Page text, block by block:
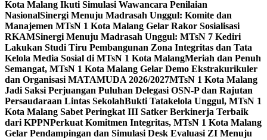
Kota Malang Ikuti Simulasi Wawancara Penilaian
NasionalSinergi Menuju Madrasah Unggul: Komite dan
Manajemen MTsN 1 Kota Malang Gelar Rakor Sosialisasi
RKAMSinergi Menuju Madrasah Unggul: MTsN 7 Kediri
Lakukan Studi Tiru Pembangunan Zona Integritas dan Tata
Kelola Media Sosial di MTsN 1 Kota MalangMeriah dan Penuh
Semangat, MTsN 1 Kota Malang Gelar Demo Ekstrakurikuler
dan Organisasi MATAMUDA 2026/2027MTsN 1 Kota Malang
Jadi Saksi Perjuangan Puluhan Delegasi OSN-P dan Rajutan
Persaudaraan Lintas SekolahBukti Tatakelola Unggul, MTsN 1
Kota Malang Sabet Peringkat III Satker Berkinerja Terbaik
dari KPPNPerkuat Komitmen Integritas, MTsN 1 Kota Malang
Gelar Pendampingan dan Simulasi Desk Evaluasi ZI Menuju